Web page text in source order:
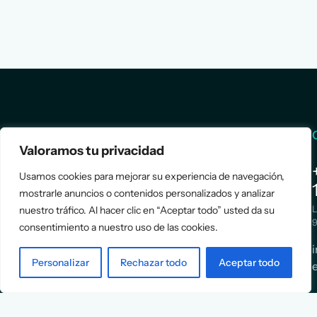
Valoramos tu privacidad
Usamos cookies para mejorar su experiencia de navegación,
mostrarle anuncios o contenidos personalizados y analizar
nuestro tráfico. Al hacer clic en “Aceptar todo” usted da su
consentimiento a nuestro uso de las cookies.
Personalizar Rechazar todo Aceptar todo
Asociación
Ejecutivos y
Assessment
Positioning
Strategy
Implementation
About Us
Services
Cases
Terms &
Conditions